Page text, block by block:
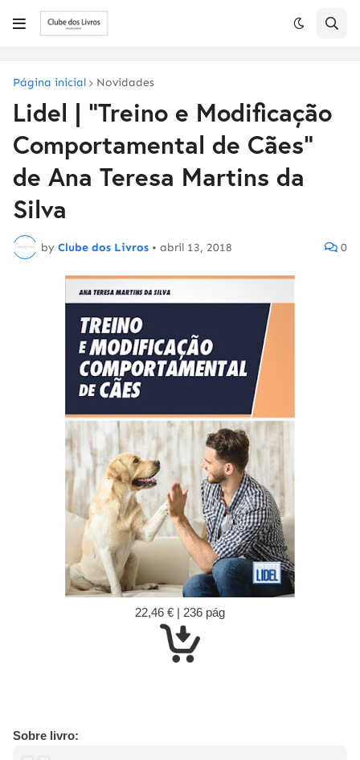
Página inicial Novidades
Lidel | "Treino e Modificação
Comportamental de Cães"
de Ana Teresa Martins da
Silva
by Clube dos Livros • abril 13, 2018 0
22,46 € | 236 pág
Sobre livro: